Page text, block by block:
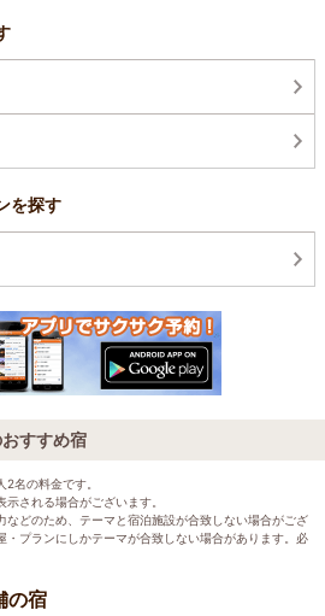
を探す
すすめ宿
名の料金です。
される場合がございます。
どのため、テーマと宿泊施設が合致しない場合がござ
・プランにしかテーマが合致しない場合があります。必
の宿